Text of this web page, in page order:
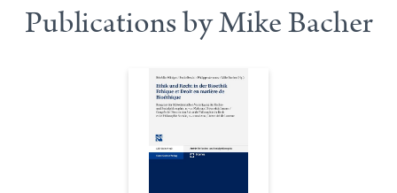
Publications by Mike Bacher